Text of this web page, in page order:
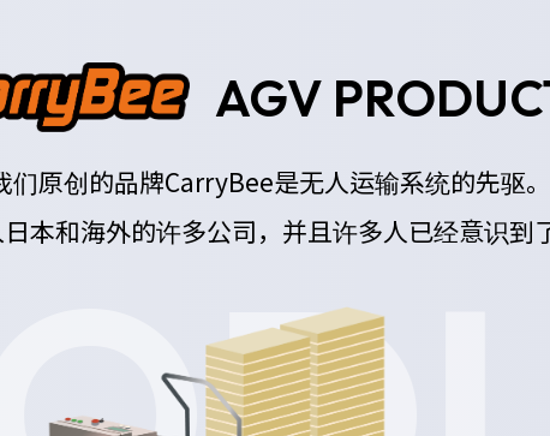
AGV
们原创的品牌CarryBee是无人运输系统的先驱。
本和海外的许多公司， 并且许多人已经意识到